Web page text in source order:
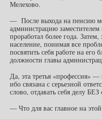
Мелехово.
— После выхода на пенсию
администрацию
проработал более года.
население, понимая все
посвятить себя работе на его
должности главы
Да, эта третья «профессия»
ибо связана с серьезной
слово, отдавать себя делу БЕЗ
— Что для вас главное на